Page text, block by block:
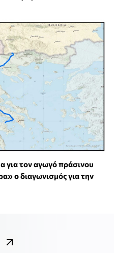
τον αγωγό πράσινου
ο διαγωνισμός για την